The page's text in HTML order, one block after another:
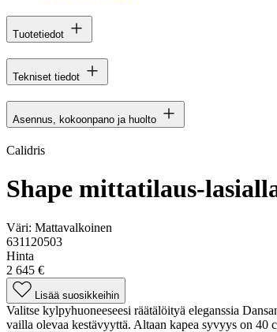
Tuotetiedot
Tekniset tiedot
Asennus, kokoonpano ja huolto
Calidris
Shape mittatilaus-
Väri: Mattavalkoinen
631120503
Hinta
2 645 €
Lisää suosikkeihin
Valitse kylpyhuoneeseesi räätälöityä eleganssia
vailla olevaa kestävyyttä. Altaan kapea syvyys on 40